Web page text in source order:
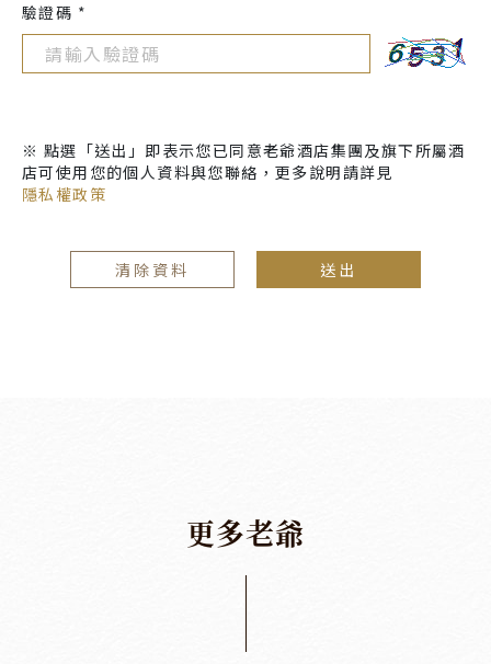
驗證碼 *
※ 點選「送出」即表示您已同意老爺酒店集團及旗下所屬酒
店可使用您的個人資料與您聯絡，更多說明請詳見
隱私權政策
清除資料 送出
更多老爺